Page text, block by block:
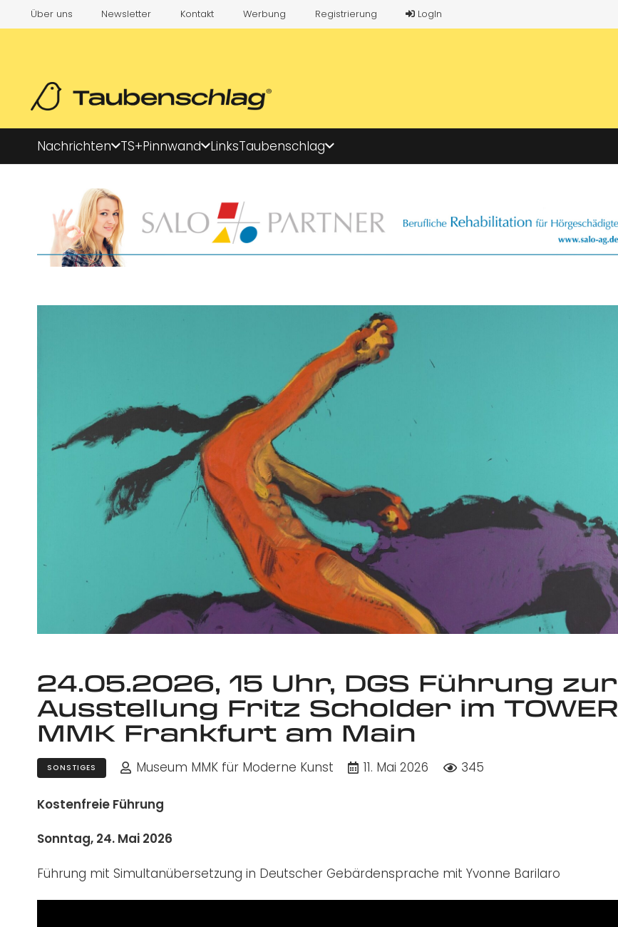
Über uns Newsletter Kontakt Werbung Registrierung LogIn
Nachrichten TS+Pinnwand LinksTaubenschlag
24.05.2026, 15 Uhr, DGS Führung zur
Ausstellung Fritz Scholder im TOWER
MMK Frankfurt am Main
SONSTIGES Museum MMK für Moderne Kunst 11. Mai 2026 345
Kostenfreie Führung
Sonntag, 24. Mai 2026
Führung mit Simultanübersetzung in Deutscher Gebärdensprache mit Yvonne Barilaro